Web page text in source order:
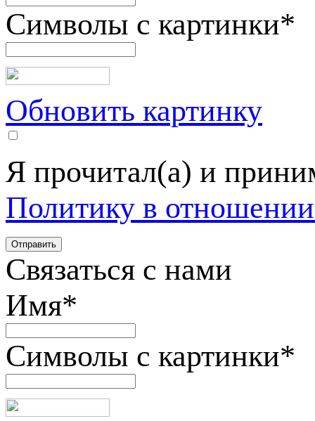
Символы с картинки*
Обновить картинку
Я прочитал(а) и
Политику в
Связаться с нами
Имя*
Символы с картинки*